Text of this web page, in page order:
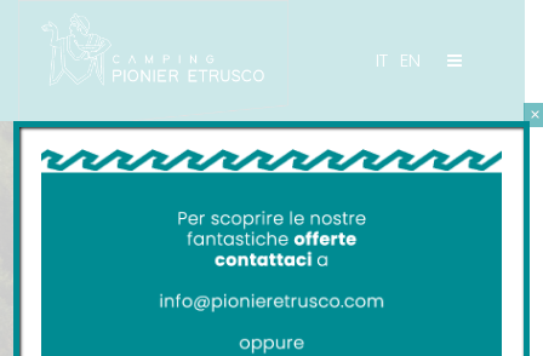
IT EN
CAMPING PIONIER ETRUSCO
×